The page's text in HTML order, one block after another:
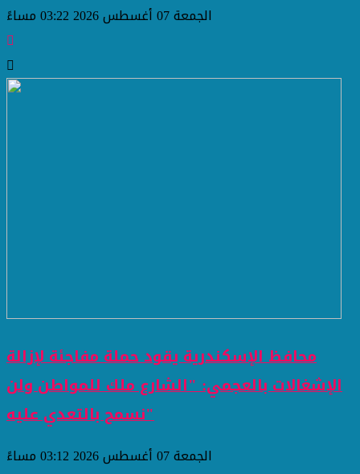
الجمعة 07 أغسطس 2026 03:22 مساءً
محافظ الإسكندرية يقود حملة مفاجئة لإزالة
الإشغالات بالعجمي: "الشارع ملك للمواطن ولن
نسمح بالتعدي عليه"
الجمعة 07 أغسطس 2026 03:12 مساءً